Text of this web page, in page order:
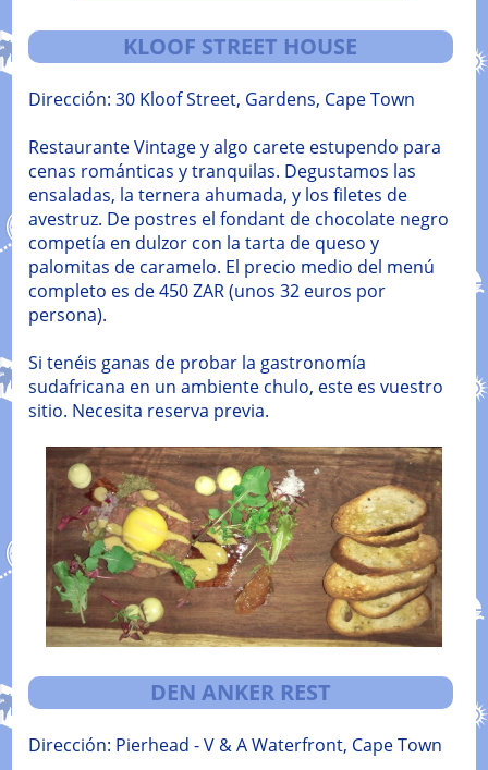
KLOOF STREET HOUSE
Dirección: 30 Kloof Street, Gardens, Cape Town
Restaurante Vintage y algo carete estupendo para
cenas románticas y tranquilas. Degustamos las
ensaladas, la ternera ahumada, y los filetes de
avestruz. De postres el fondant de chocolate negro
competía en dulzor con la tarta de queso y
palomitas de caramelo. El precio medio del menú
completo es de 450 ZAR (unos 32 euros por
persona).
Si tenéis ganas de probar la gastronomía
sudafricana en un ambiente chulo, este es vuestro
sitio. Necesita reserva previa.
DEN ANKER REST
Dirección: Pierhead - V & A Waterfront, Cape Town